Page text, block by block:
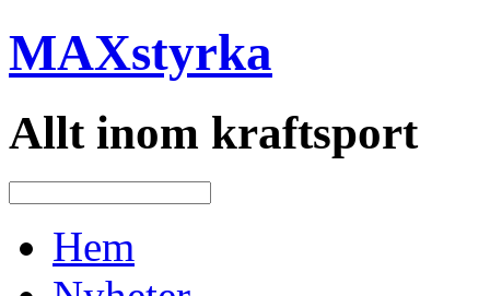
MAXstyrka
Allt inom kraftsport
Hem